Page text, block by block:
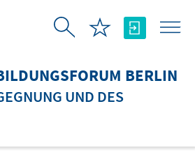
BERLIN
UND DES